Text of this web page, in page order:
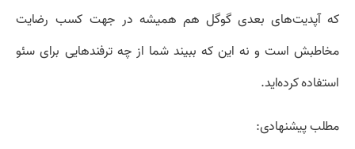
که آپدیت‌های بعدی گوگل هم همیشه در جهت کسب رضایت
مخاطبش است و نه این که ببیند شما از چه ترفند‌هایی برای سئو
استفاده کرده‌اید.
مطلب پیشنهادی: